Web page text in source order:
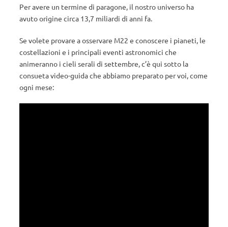
Per avere un termine di paragone, il nostro universo ha
avuto origine circa 13,7 miliardi di anni fa.
Se volete provare a osservare M22 e conoscere i pianeti, le
costellazioni e i principali eventi astronomici che
animeranno i cieli serali di settembre, c’è qui sotto la
consueta video-guida che abbiamo preparato per voi, come
ogni mese: